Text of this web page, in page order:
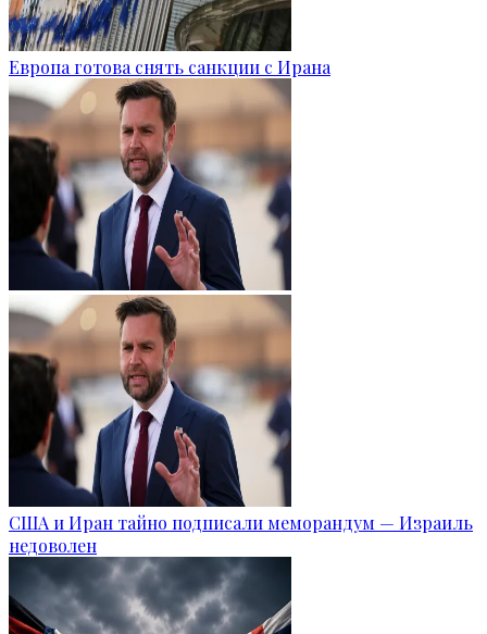
Европа готова снять санкции с Ирана
США и Иран тайно подписали меморандум — Израиль
недоволен